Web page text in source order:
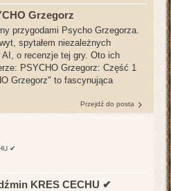
Grzegorz
przygodami Psycho Grzegorza.
spytałem niezależnych
o recenzje tej gry. Oto ich
PSYCHO Grzegorz: Część 1
Grzegorz" to fascynująca
Przejdź do posta
✔
KRES CECHU ✔